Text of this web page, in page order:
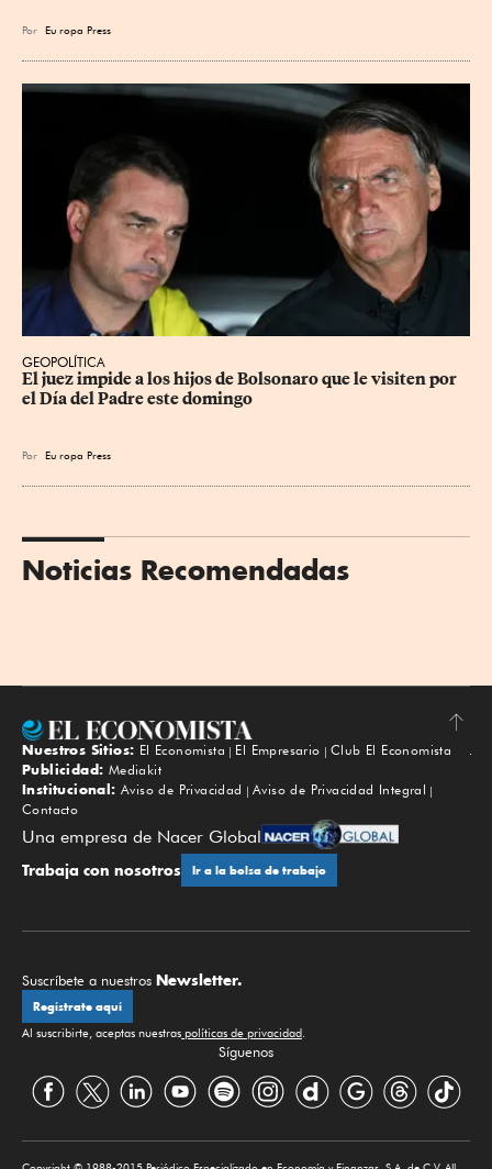
Por Eu ropa Press
GEOPOLÍTICA
El juez impide a los hijos de Bolsonaro que le visiten por
el Día del Padre este domingo
Por Eu ropa Press
Noticias Recomendadas
Subir
Nuestros Sitios: El Economista El Empresario
Club El Economista
Publicidad: Mediakit
Institucional: Aviso de Privacidad
Aviso de Privacidad Integral
Contacto
Una empresa de Nacer Global
Trabaja con nosotros Ir a la bolsa de trabajo
Suscríbete a nuestros Newsletter.
Regístrate aquí
Al suscribirte, aceptas nuestras políticas de privacidad.
Síguenos